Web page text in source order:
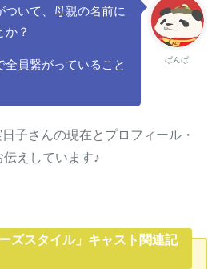
ぱんぱ
ついて、母親の名前に
か？
全員繋がっていること
子さんの現在とプロフィール・
えしています♪
ズスタイル」キャスト関連記